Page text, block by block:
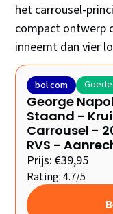
het carrousel-
compact ontwerp
inneemt dan vier
bol.com
George
Staand -
Carrousel -
RVS -
Prijs: €39,95
Rating: 4.7/5